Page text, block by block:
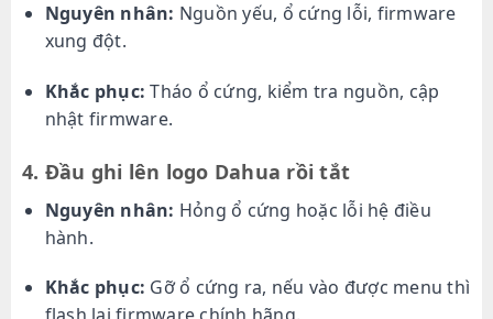
Nguyên nhân: Nguồn yếu, ổ cứng lỗi, firmware
xung đột.
Khắc phục: Tháo ổ cứng, kiểm tra nguồn, cập
nhật firmware.
4. Đầu ghi lên logo Dahua rồi tắt
Nguyên nhân: Hỏng ổ cứng hoặc lỗi hệ điều
hành.
Khắc phục: Gỡ ổ cứng ra, nếu vào được menu thì